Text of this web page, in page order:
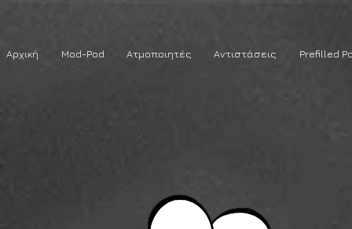
Αρχική Mod-Pod Ατμοποιητές Αντιστάσεις Prefilled